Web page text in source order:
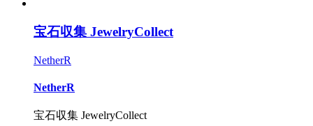
宝石収集 JewelryCollect
NetherR
NetherR
宝石収集 JewelryCollect